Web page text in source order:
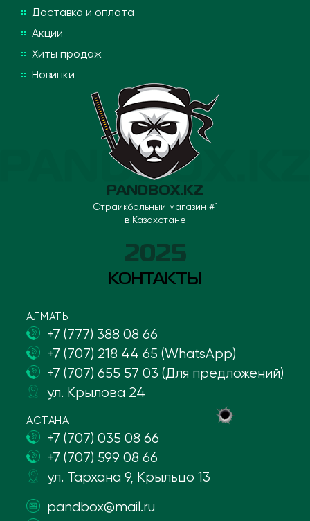
Доставка и оплата
Акции
Хиты продаж
Новинки
PANDBOX.KZ
Страйкбольный магазин #1
в Казахстане
2025
КОНТАКТЫ
АЛМАТЫ
+7 (777) 388 08 66
+7 (707) 218 44 65 (WhatsApp)
+7 (707) 655 57 03 (Для предложений)
ул. Крылова 24
АСТАНА
+7 (707) 035 08 66
+7 (707) 599 08 66
ул. Тархана 9, Крыльцо 13
pandbox@mail.ru